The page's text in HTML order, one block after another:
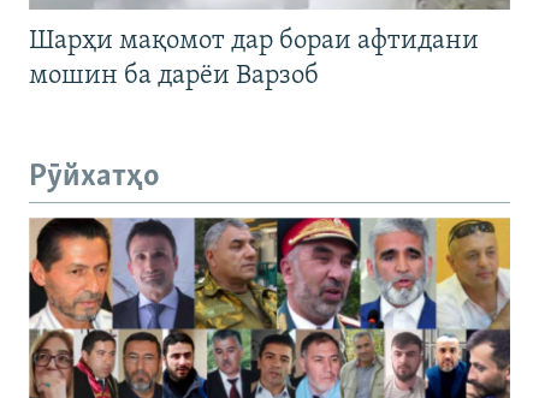
Шарҳи мақомот дар бораи афтидани
мошин ба дарёи Варзоб
Рӯйхатҳо